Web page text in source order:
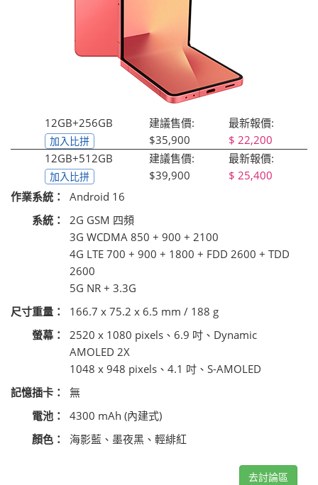
12GB+256GB
加入比拼
建議售價:
$35,900
最新報價:
22,200
12GB+512GB
加入比拼
建議售價:
$39,900
最新報價:
25,400
作業系統：
Android 16
系統：
2G GSM 四頻
3G WCDMA 850 + 900 + 2100
4G LTE 700 + 900 + 1800 + FDD 2600 + TDD
2600
5G NR + 3.3G
尺寸重量：
166.7 x 75.2 x 6.5 mm / 188 g
螢幕：
2520 x 1080 pixels、6.9 吋、Dynamic
AMOLED 2X
1048 x 948 pixels、4.1 吋、S-AMOLED
記憶插卡：
無
電池：
4300 mAh (內建式)
顏色：
海影藍、墨夜黑、輕緋紅
去討論區